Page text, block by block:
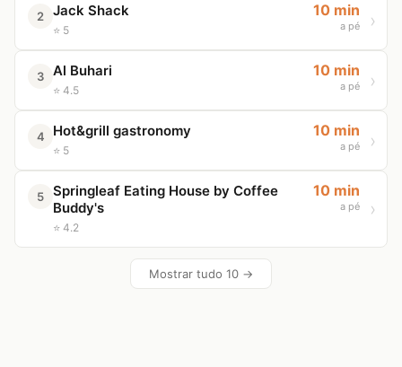
2 Jack Shack
⭐ 5
10 min
a pé
3 Al Buhari
⭐ 4.5
10 min
a pé
4 Hot&grill gastronomy
⭐ 5
10 min
a pé
5
Springleaf Eating House by Coffee
Buddy's
⭐ 4.2
10 min
a pé
Mostrar tudo 10 →